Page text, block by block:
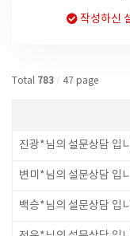
작성하신
Total 783 / 47 page
진광*님의 설문상담 입
변미*님의 설문상담 입
백승*님의 설문상담 입